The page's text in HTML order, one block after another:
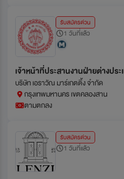
รับสมัครด่วน
1 วันที่แล้ว
เจ้าหน้าที่ประสานงานฝ่ายต่างปร
บริษัท เอราวัณ มาร์เกตติ้ง จำกัด
กรุงเทพมหานคร เขตคลองสาน
ตามตกลง
รับสมัครด่วน
1 วันที่แล้ว